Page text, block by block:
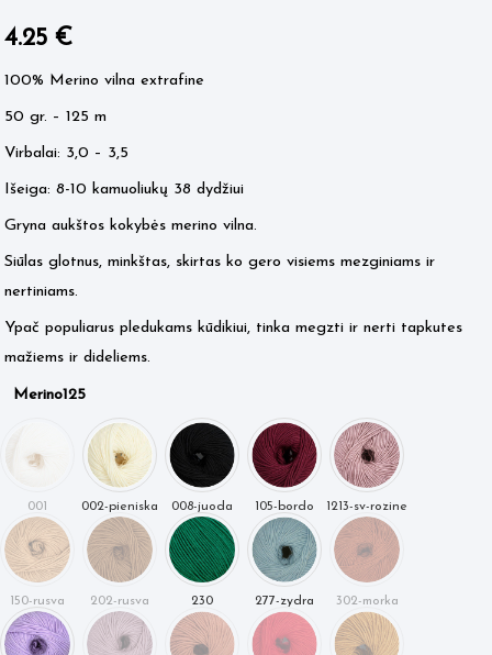
4.25 €
100% Merino vilna extrafine
50 gr. – 125 m
Virbalai: 3,0 – 3,5
Išeiga: 8-10 kamuoliukų 38 dydžiui
Gryna aukštos kokybės merino vilna.
Siūlas glotnus, minkštas, skirtas ko gero visiems mezginiams ir
nertiniams.
Ypač populiarus pledukams kūdikiui, tinka megzti ir nerti tapkutes
mažiems ir dideliems.
Merino125